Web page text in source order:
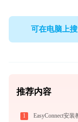
可在电脑上
推荐内容
1 EasyConnect安